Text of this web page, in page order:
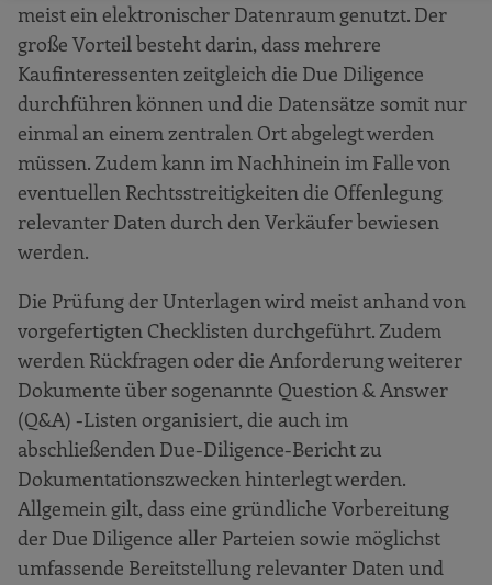
meist ein elektronischer Datenraum genutzt. Der
große Vorteil besteht darin, dass mehrere
Kaufinteressenten zeitgleich die Due Diligence
durchführen können und die Datensätze somit nur
einmal an einem zentralen Ort abgelegt werden
müssen. Zudem kann im Nachhinein im Falle von
eventuellen Rechtsstreitigkeiten die Offenlegung
relevanter Daten durch den Verkäufer bewiesen
werden.
Die Prüfung der Unterlagen wird meist anhand von
vorgefertigten Checklisten durchgeführt. Zudem
werden Rückfragen oder die Anforderung weiterer
Dokumente über sogenannte Question & Answer
(Q&A) -Listen organisiert, die auch im
abschließenden Due-Diligence-Bericht zu
Dokumentationszwecken hinterlegt werden.
Allgemein gilt, dass eine gründliche Vorbereitung
der Due Diligence aller Parteien sowie möglichst
umfassende Bereitstellung relevanter Daten und